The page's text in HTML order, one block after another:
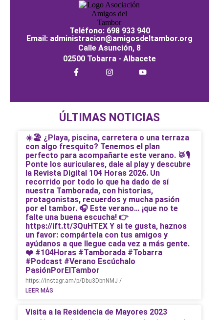
Teléfono: 698 933 940
Email: administracion@amigosdeltambor.org
Calle Asunción, 8
02500 Tobarra - Albacete
ÚLTIMAS NOTICIAS
☀️🏖️ ¿Playa, piscina, carretera o una terraza
con algo fresquito? Tenemos el plan
perfecto para acompañarte este verano. 🥁🎙️
Ponte los auriculares, dale al play y descubre
la Revista Digital 104 Horas 2026. Un
recorrido por todo lo que ha dado de sí
nuestra Tamborada, con historias,
protagonistas, recuerdos y mucha pasión
por el tambor. 🎧 Este verano… ¡que no te
falte una buena escucha! 👉
https://ift.tt/3QuHTEX Y si te gusta, haznos
un favor: compártela con tus amigos y
ayúdanos a que llegue cada vez a más gente.
❤️ #104Horas #Tamborada #Tobarra
#Podcast #Verano Escúchalo
PasiónPorElTambor
https://instagr.am/p/Dbu3DbnNMJ-/
LEER MÁS
Visita a la Residencia de Mayores 2023